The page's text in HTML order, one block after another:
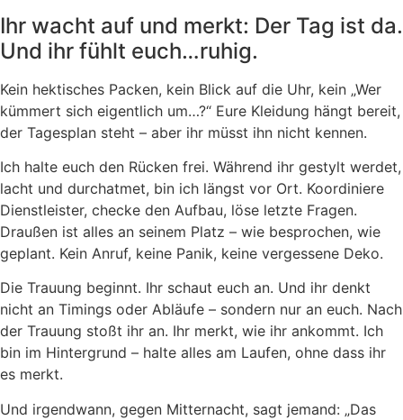
Ihr wacht auf und merkt: Der Tag ist da.
Und ihr fühlt euch…ruhig.
Kein hektisches Packen, kein Blick auf die Uhr, kein „Wer
kümmert sich eigentlich um…?“ Eure Kleidung hängt bereit,
der Tagesplan steht – aber ihr müsst ihn nicht kennen.
Ich halte euch den Rücken frei. Während ihr gestylt werdet,
lacht und durchatmet, bin ich längst vor Ort. Koordiniere
Dienstleister, checke den Aufbau, löse letzte Fragen.
Draußen ist alles an seinem Platz – wie besprochen, wie
geplant. Kein Anruf, keine Panik, keine vergessene Deko.
Die Trauung beginnt. Ihr schaut euch an. Und ihr denkt
nicht an Timings oder Abläufe – sondern nur an euch. Nach
der Trauung stoßt ihr an. Ihr merkt, wie ihr ankommt. Ich
bin im Hintergrund – halte alles am Laufen, ohne dass ihr
es merkt.
Und irgendwann, gegen Mitternacht, sagt jemand: „Das